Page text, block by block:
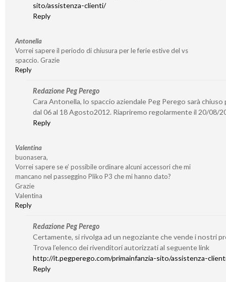
sito/assistenza-clienti/
Reply
Antonella
Vorrei sapere il periodo di chiusura per le ferie estive del vs
spaccio. Grazie
Reply
Redazione Peg Perego
Cara Antonella, lo spaccio aziendale Peg Perego sarà chiuso
dal 06 al 18 Agosto2012. Riapriremo regolarmente il 20/08/
Reply
Valentina
buonasera,
Vorrei sapere se e’ possibile ordinare alcuni accessori che mi
mancano nel passeggino Pliko P3 che mi hanno dato?
Grazie
Valentina
Reply
Redazione Peg Perego
Certamente, si rivolga ad un negoziante che vende i nostri
Trova l’elenco dei rivenditori autorizzati al seguente link
http://it.pegperego.com/primainfanzia-sito/assistenza-
Reply